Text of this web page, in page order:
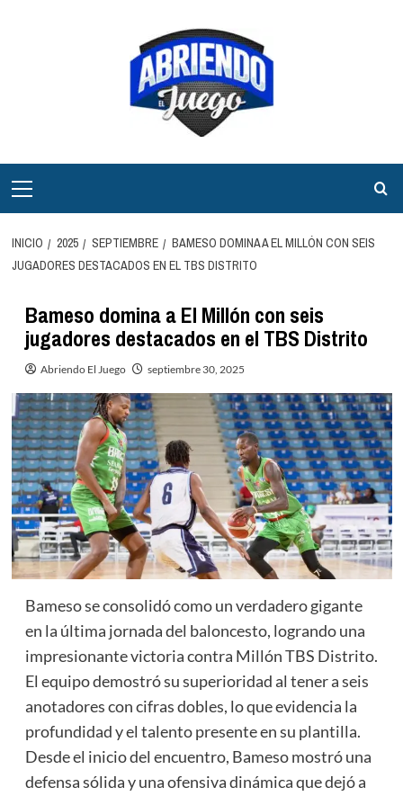
principal
INICIO 2025 SEPTIEMBRE
BAMESO DOMINA A EL MILLÓN CON SEIS
JUGADORES DESTACADOS EN EL TBS DISTRITO
Bameso domina a El Millón con seis
jugadores destacados en el TBS Distrito
Abriendo El Juego septiembre 30, 2025
Bameso se consolidó como un verdadero gigante
en la última jornada del baloncesto, logrando una
impresionante victoria contra Millón TBS Distrito.
El equipo demostró su superioridad al tener a seis
anotadores con cifras dobles, lo que evidencia la
profundidad y el talento presente en su plantilla.
Desde el inicio del encuentro, Bameso mostró una
defensa sólida y una ofensiva dinámica que dejó a